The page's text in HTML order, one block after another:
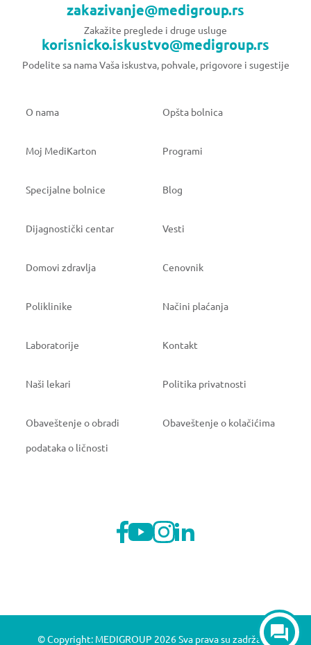
zakazivanje@medigroup.rs
Zakažite preglede i druge usluge
korisnicko.iskustvo@medigroup.rs
Podelite sa nama Vaša iskustva, pohvale, prigovore i sugestije
O nama Opšta bolnica
Moj MediKarton Programi
Specijalne bolnice Blog
Dijagnostički centar Vesti
Domovi zdravlja Cenovnik
Poliklinike Načini plaćanja
Laboratorije Kontakt
Naši lekari Politika privatnosti
Obaveštenje o obradi
podataka o ličnosti
Obaveštenje o kolačićima
© Copyright: MEDIGROUP 2026 Sva prava su zadržana.